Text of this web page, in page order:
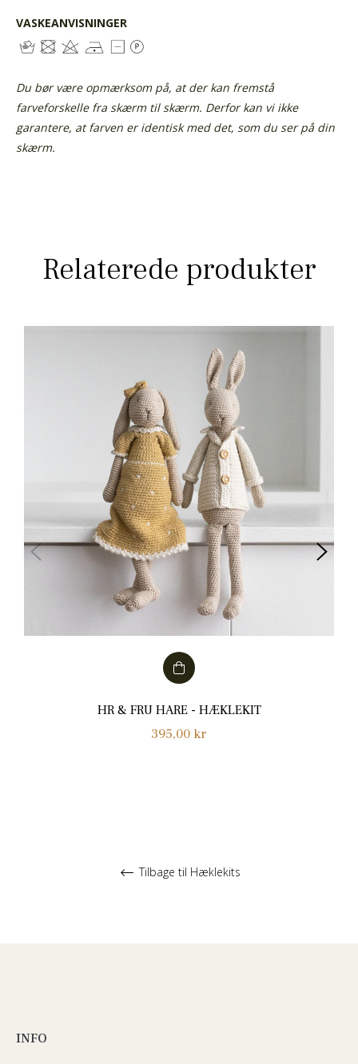
VASKEANVISNINGER
Du bør være opmærksom på, at der kan fremstå
farveforskelle fra skærm til skærm. Derfor kan vi ikke
garantere, at farven er identisk med det, som du ser på din
skærm.
Relaterede produkter
HR & FRU HARE - HÆKLEKIT
Normalpris
395,00 kr
Tilbage til Hæklekits
INFO